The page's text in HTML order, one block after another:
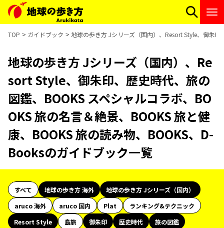
TOP ガイドブック 地球の歩き方 Jシリーズ（国内）、Resort Style、御朱
地球の歩き方 Jシリーズ（国内）、Re
sort Style、御朱印、歴史時代、旅の
図鑑、BOOKS スペシャルコラボ、BO
OKS 旅の名言＆絶景、BOOKS 旅と健
康、BOOKS 旅の読み物、BOOKS、D-
Booksのガイドブック一覧
すべて 地球の歩き方 海外
地球の歩き方 Jシリーズ（国内）
aruco 海外
aruco 国内 Plat
ランキング&テクニック
Resort Style
島旅 御朱印 歴史時代
旅の図鑑